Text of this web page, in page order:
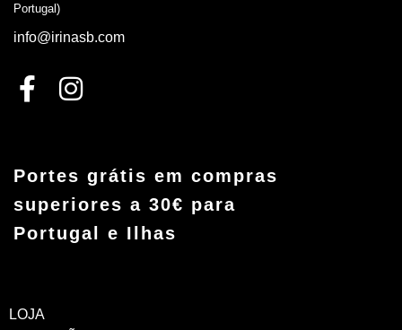
Portugal)
info@irinasb.com
Portes grátis em compras
superiores a 30€ para
Portugal e Ilhas
LOJA